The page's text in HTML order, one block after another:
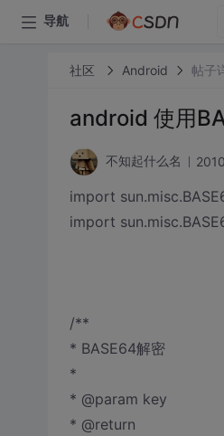
导航
社区 Android 帖子
android 使用
不知起什么名
import
import
/**
* BASE64解密
*
* @param key
* @return